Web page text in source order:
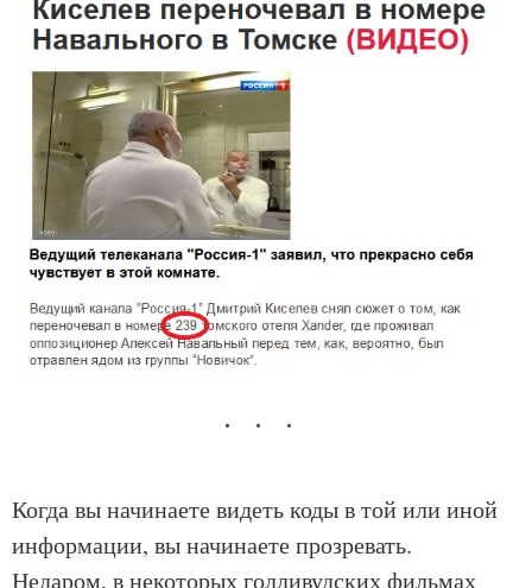
Когда вы начинаете видеть коды в той или иной
информации, вы начинаете прозревать.
Недаром, в некоторых голливудских фильмах